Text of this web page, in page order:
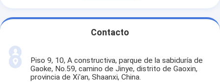
Contacto
Piso 9, 10, A constructiva, parque de la sabiduría de
Gaoke, No.59, camino de Jinye, distrito de Gaoxin,
provincia de Xi'an, Shaanxi, China.